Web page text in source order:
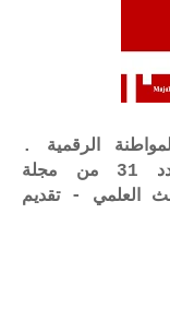
الرقمية .
الدكتور يوسف باهة - مقالات العدد 31 من مجلة
العلمي - تقديم